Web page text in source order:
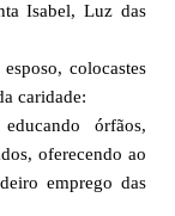
Isabel, Luz das
colocastes
caridade:
órfãos,
oferecendo ao
emprego das